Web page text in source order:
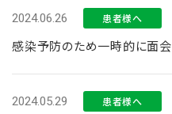
2024.06.26 患者様へ
感染予防のため一時的に面会
2024.05.29 患者様へ